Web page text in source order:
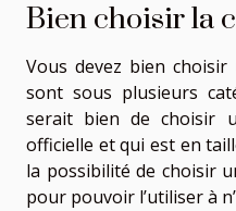
Bien choisir la
Vous devez bien
sont sous plusieurs
serait bien de choisir
officielle et qui est en
la possibilité de choisir
pour pouvoir l’utiliser à